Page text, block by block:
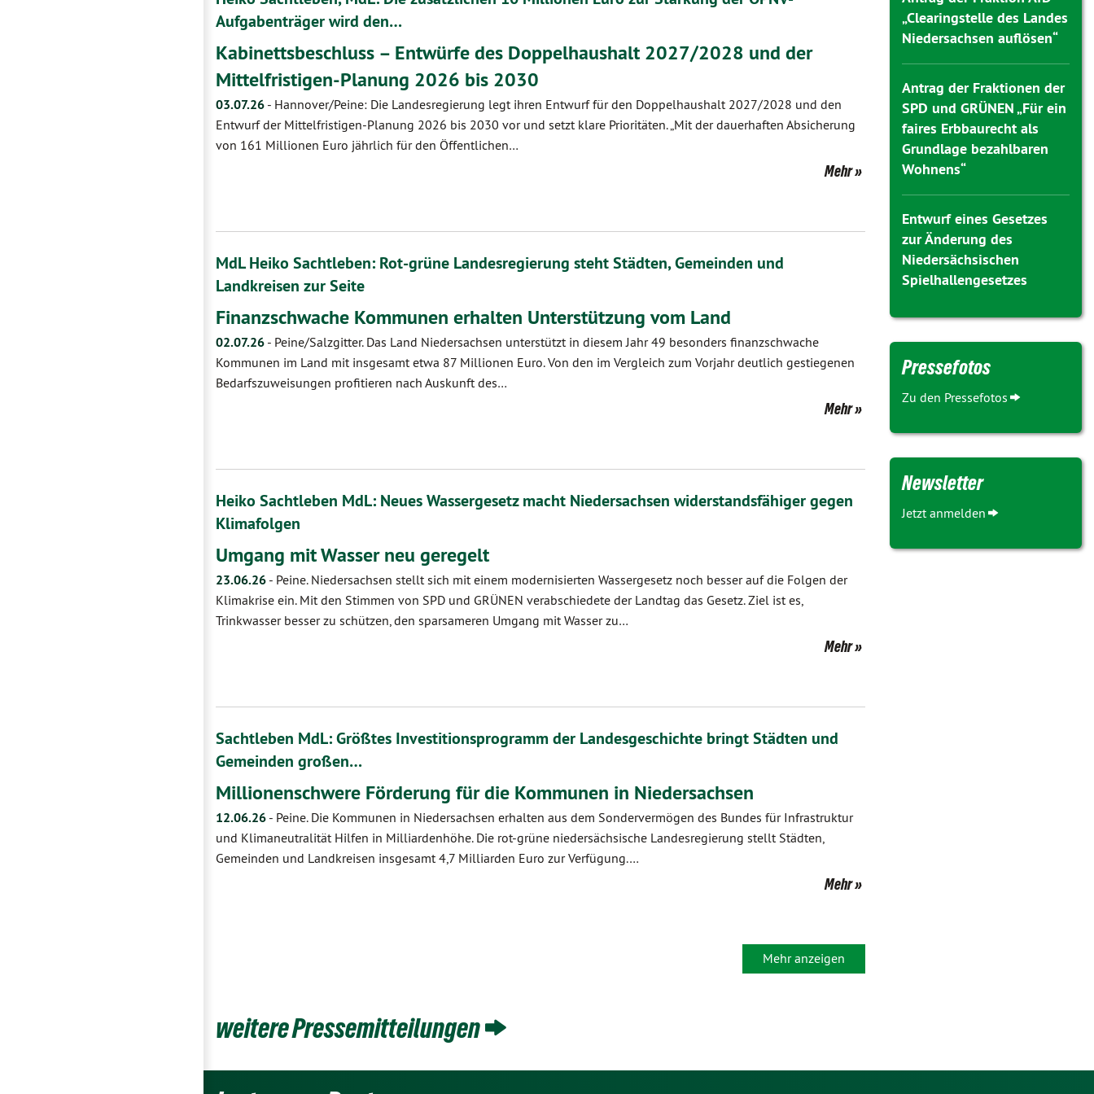
Aufgabenträger wird den…
Kabinettsbeschluss – Entwürfe des Doppelhaushalt 2027/2028 und der
Mittelfristigen-Planung 2026 bis 2030
03.07.26 - Hannover/Peine: Die Landesregierung legt ihren Entwurf für den Doppelhaushalt 2027/2028 und den
Entwurf der Mittelfristigen-Planung 2026 bis 2030 vor und setzt klare Prioritäten. „Mit der dauerhaften Absicherung
von 161 Millionen Euro jährlich für den Öffentlichen…
Mehr
MdL Heiko Sachtleben: Rot-grüne Landesregierung steht Städten, Gemeinden und
Landkreisen zur Seite
Finanzschwache Kommunen erhalten Unterstützung vom Land
02.07.26 - Peine/Salzgitter. Das Land Niedersachsen unterstützt in diesem Jahr 49 besonders finanzschwache
Kommunen im Land mit insgesamt etwa 87 Millionen Euro. Von den im Vergleich zum Vorjahr deutlich gestiegenen
Bedarfszuweisungen profitieren nach Auskunft des…
Mehr
Heiko Sachtleben MdL: Neues Wassergesetz macht Niedersachsen widerstandsfähiger gegen
Klimafolgen
Umgang mit Wasser neu geregelt
23.06.26 - Peine. Niedersachsen stellt sich mit einem modernisierten Wassergesetz noch besser auf die Folgen der
Klimakrise ein. Mit den Stimmen von SPD und GRÜNEN verabschiedete der Landtag das Gesetz. Ziel ist es,
Trinkwasser besser zu schützen, den sparsameren Umgang mit Wasser zu…
Mehr
Sachtleben MdL: Größtes Investitionsprogramm der Landesgeschichte bringt Städten und
Gemeinden großen…
Millionenschwere Förderung für die Kommunen in Niedersachsen
12.06.26 - Peine. Die Kommunen in Niedersachsen erhalten aus dem Sondervermögen des Bundes für Infrastruktur
und Klimaneutralität Hilfen in Milliardenhöhe. Die rot-grüne niedersächsische Landesregierung stellt Städten,
Gemeinden und Landkreisen insgesamt 4,7 Milliarden Euro zur Verfügung.…
Mehr
Mehr anzeigen
weitere Pressemitteilungen
„Clearingstelle des Landes
Niedersachsen auflösen“
Antrag der Fraktionen der
SPD und GRÜNEN „Für ein
faires Erbbaurecht als
Grundlage bezahlbaren
Wohnens“
Entwurf eines Gesetzes
zur Änderung des
Niedersächsischen
Spielhallengesetzes
Pressefotos
Zu den Pressefotos
Newsletter
Jetzt anmelden